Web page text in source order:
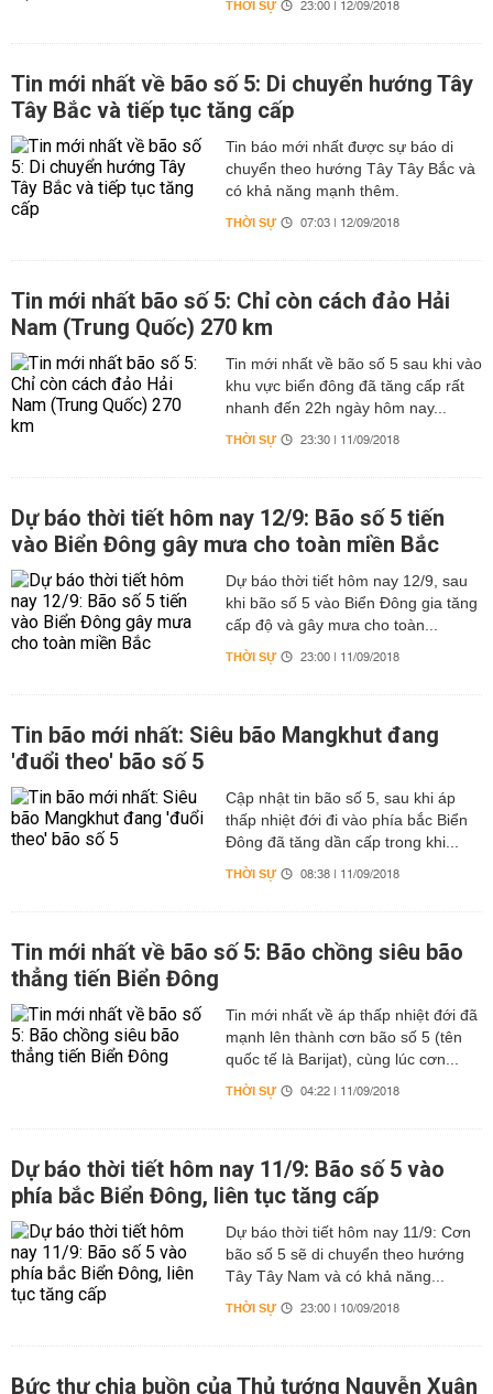
THỜI SỰ 23:00 | 12/09/2018
Tin mới nhất về bão số 5: Di chuyển hướng Tây
Tây Bắc và tiếp tục tăng cấp
Tin báo mới nhất được sự báo di
chuyển theo hướng Tây Tây Bắc và
có khả năng mạnh thêm.
THỜI SỰ 07:03 | 12/09/2018
Tin mới nhất bão số 5: Chỉ còn cách đảo Hải
Nam (Trung Quốc) 270 km
Tin mới nhất về bão số 5 sau khi vào
khu vực biển đông đã tăng cấp rất
nhanh đến 22h ngày hôm nay...
THỜI SỰ 23:30 | 11/09/2018
Dự báo thời tiết hôm nay 12/9: Bão số 5 tiến
vào Biển Đông gây mưa cho toàn miền Bắc
Dự báo thời tiết hôm nay 12/9, sau
khi bão số 5 vào Biển Đông gia tăng
cấp độ và gây mưa cho toàn...
THỜI SỰ 23:00 | 11/09/2018
Tin bão mới nhất: Siêu bão Mangkhut đang
'đuổi theo' bão số 5
Cập nhật tin bão số 5, sau khi áp
thấp nhiệt đới đi vào phía bắc Biển
Đông đã tăng dần cấp trong khi...
THỜI SỰ 08:38 | 11/09/2018
Tin mới nhất về bão số 5: Bão chồng siêu bão
thẳng tiến Biển Đông
Tin mới nhất về áp thấp nhiệt đới đã
mạnh lên thành cơn bão số 5 (tên
quốc tế là Barijat), cùng lúc cơn...
THỜI SỰ 04:22 | 11/09/2018
Dự báo thời tiết hôm nay 11/9: Bão số 5 vào
phía bắc Biển Đông, liên tục tăng cấp
Dự báo thời tiết hôm nay 11/9: Cơn
bão số 5 sẽ di chuyển theo hướng
Tây Tây Nam và có khả năng...
THỜI SỰ 23:00 | 10/09/2018
Bức thư chia buồn của Thủ tướng Nguyễn Xuân